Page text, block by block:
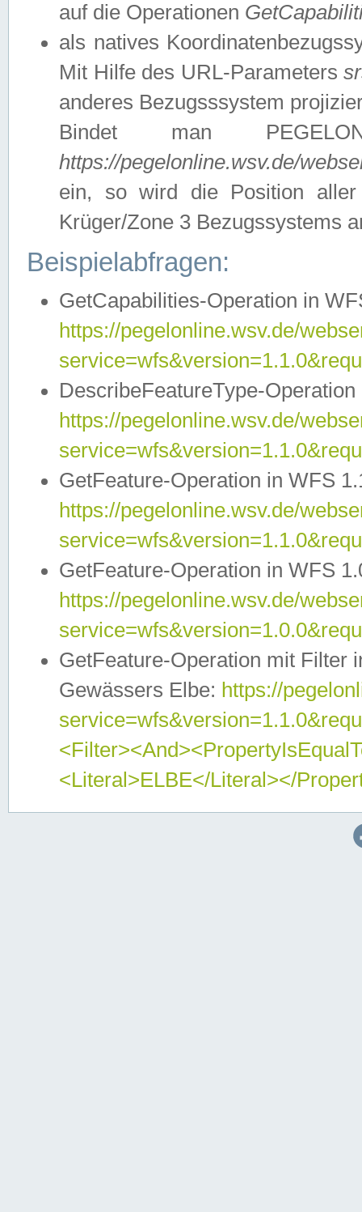
auf die Operationen
als natives
Mit Hilfe des URL-Parameters
anderes Bezugsssystem
Bindet man
https://pegelonline.wsv.de/
ein, so wird die Position
Krüger/Zone 3 Bezugssystems
Beispielabfragen:
GetCapabilities-Operation in
https://pegelonline.wsv.de/
DescribeFeatureType-
https://pegelonline.wsv.de/
GetFeature-Operation in WFS
https://pegelonline.wsv.de/
GetFeature-Operation in WFS
https://pegelonline.wsv.de/
GetFeature-Operation mit Filter
Gewässers Elbe: https://
<Literal>ELBE</Literal></